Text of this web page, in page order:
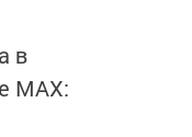
в
MАХ: